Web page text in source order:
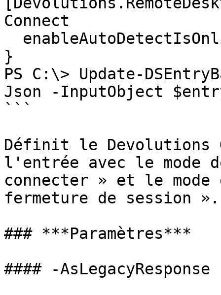
Connect
}
PS C:\> Update-
Json -InputObject
```
Définit le Devolutions
l'entrée avec le mode
connecter » et le
fermeture de session ».
### ***Paramètres***
#### -AsLegacyResponse